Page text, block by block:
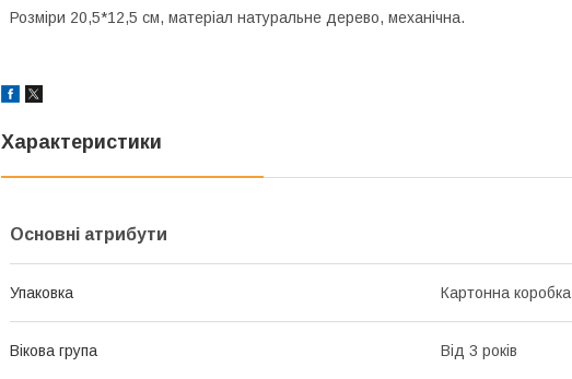
Розміри 20,5*12,5 см, матеріал натуральне дерево, механічна.
Характеристики
Основні атрибути
Упаковка Картонна коробка
Вікова група Від 3 років